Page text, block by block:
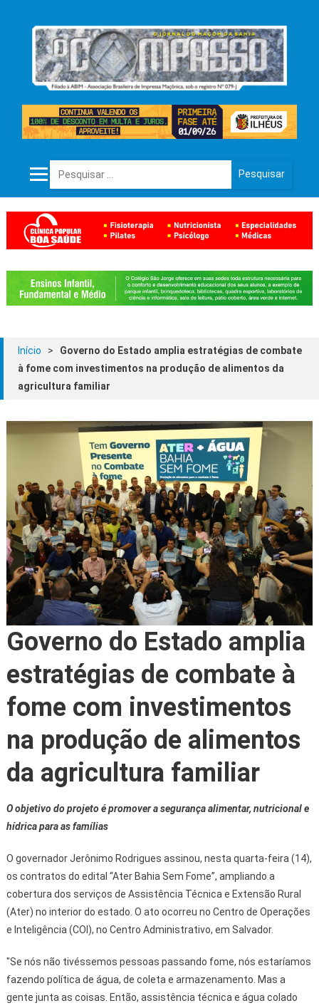
Pesquisar por:
Início >
Governo do Estado amplia estratégias de combate
à fome com investimentos na produção de alimentos da
agricultura familiar
Governo do Estado amplia
estratégias de combate à
fome com investimentos
na produção de alimentos
da agricultura familiar
O objetivo do projeto é promover a segurança alimentar, nutricional e
hídrica para as famílias
O governador Jerônimo Rodrigues assinou, nesta quarta-feira (14),
os contratos do edital “Ater Bahia Sem Fome”, ampliando a
cobertura dos serviços de Assistência Técnica e Extensão Rural
(Ater) no interior do estado. O ato ocorreu no Centro de Operações
e Inteligência (COI), no Centro Administrativo, em Salvador.
"Se nós não tivéssemos pessoas passando fome, nós estaríamos
fazendo política de água, de coleta e armazenamento. Mas a
gente junta as coisas. Então, assistência técnica e água colado